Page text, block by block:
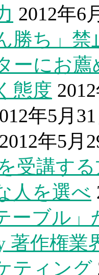
2012年6
勝ち」禁
ーにお薦
態度
年5月
2012年5月
受講す
人を選べ
ーブル」
著作権業
ティング